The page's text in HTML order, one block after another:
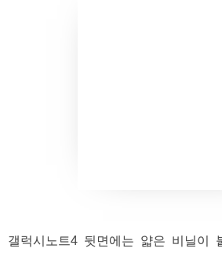
갤럭시노트4 뒷면에는 얇은 비닐이